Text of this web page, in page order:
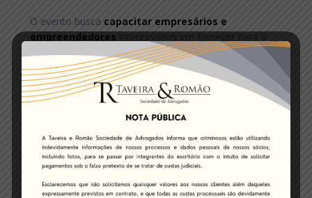
O evento busca capacitar empresários e
empreendedores
administração pública, apresentando, de forma prática
e acessível, os caminhos para participar de licitações,
os cuidados necessários e as oportunidades que esse
mercado oferece.
A entrevista completa pode ser conferida no link
abaixo: